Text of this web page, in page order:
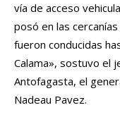
vía de acceso
posó en las
fueron conducidas
Calama», sostuvo el
Antofagasta, el
Nadeau Pavez.